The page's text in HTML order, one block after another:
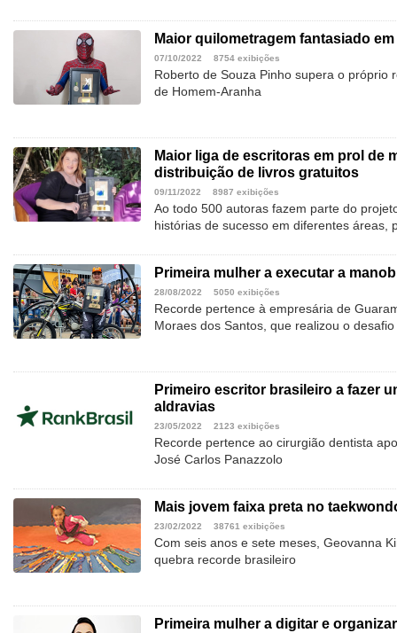
Maior quilometragem fantasiado
07/10/2022 8754 exibições
Roberto de Souza Pinho supera o próprio
de Homem-Aranha
Maior liga de escritoras em prol de
distribuição de livros gratuitos
09/11/2022 8987 exibições
Ao todo 500 autoras fazem parte do
histórias de sucesso em diferentes áreas,
Primeira mulher a executar a
28/08/2022 5050 exibições
Recorde pertence à empresária de
Moraes dos Santos, que realizou o
Primeiro escritor brasileiro a fazer
aldravias
23/05/2022 2123 exibições
Recorde pertence ao cirurgião dentista
José Carlos Panazzolo
Mais jovem faixa preta no
23/02/2022 38761 exibições
Com seis anos e sete meses, Geovanna
quebra recorde brasileiro
Primeira mulher a digitar e